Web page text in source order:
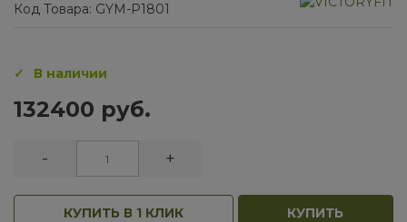
Код Товара: GYM-P1801
В наличии
132400 руб.
- +
КУПИТЬ В 1 КЛИК КУПИТЬ